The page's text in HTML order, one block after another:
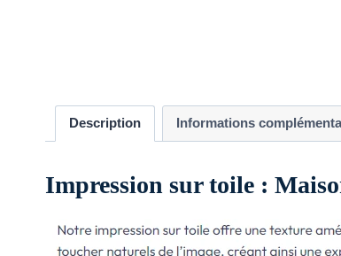
Description Informations
Impression sur toile :